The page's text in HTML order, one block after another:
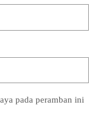
pada peramban ini